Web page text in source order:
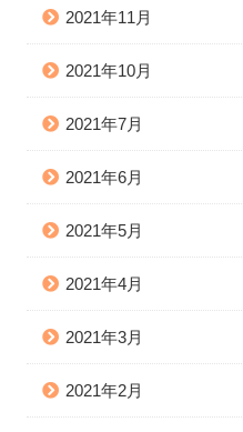
2021年11月
2021年10月
2021年7月
2021年6月
2021年5月
2021年4月
2021年3月
2021年2月